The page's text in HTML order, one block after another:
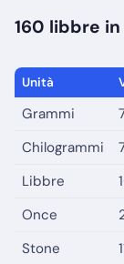
160 libbre
Unità
Grammi
Chilogrammi
Libbre
Once
Stone